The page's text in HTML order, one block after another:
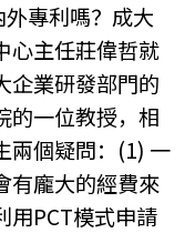
專利嗎？成大
心主任莊偉哲就
企業研發部門的
的一位教授，相
兩個疑問：(1) 一
有龐大的經費來
用PCT模式申請